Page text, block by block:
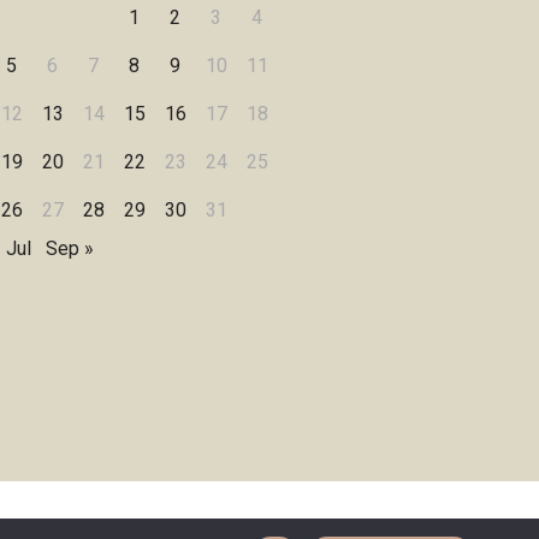
1 2 3 4
5 6 7 8 9 10 11
12 13 14 15 16 17 18
19 20 21 22 23 24 25
26 27 28 29 30
31
Jul
Sep »